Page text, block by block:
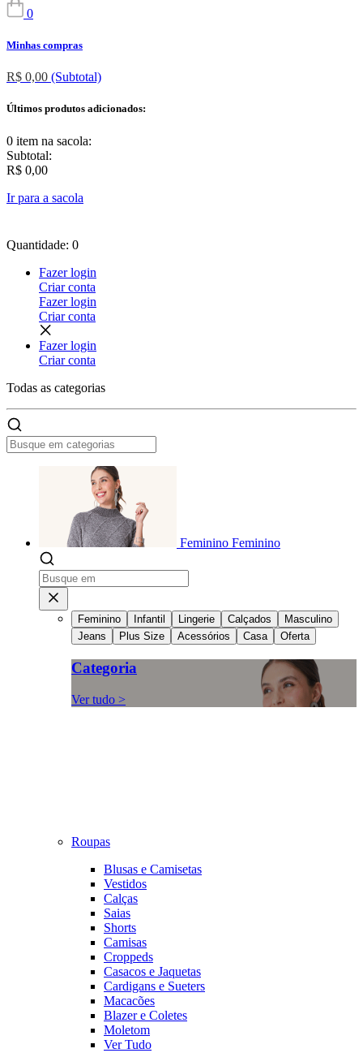
0
Minhas compras
R$ 0,00 (Subtotal)
Últimos produtos adicionados:
0 item na sacola:
Subtotal:
R$ 0,00
Ir para a sacola
Quantidade: 0
Fazer login
Criar conta
Fazer login
Criar conta
Fazer login
Criar conta
Todas as categorias
Feminino Feminino
Feminino Infantil Lingerie Calçados
Masculino
Jeans
Plus Size Acessórios Casa Oferta
Categoria
Ver tudo >
Roupas
Blusas e Camisetas
Vestidos
Calças
Saias
Shorts
Camisas
Croppeds
Casacos e Jaquetas
Cardigans e Sueters
Macacões
Blazer e Coletes
Moletom
Ver Tudo